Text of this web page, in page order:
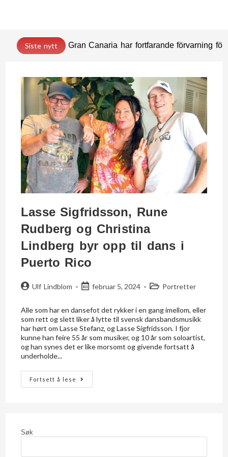
Siste nytt Gran Canaria har fortfarande förvarning för
Lasse Sigfridsson, Rune
Rudberg og Christina
Lindberg byr opp til dans i
Puerto Rico
Ulf Lindblom februar 5, 2024 Portretter
Alle som har en dansefot det rykker i en gang imellom, eller
som rett og slett liker å lytte til svensk dansbandsmusikk
har hørt om Lasse Stefanz, og Lasse Sigfridsson. I fjor
kunne han feire 55 år som musiker, og 10 år som soloartist,
og han synes det er like morsomt og givende fortsatt å
underholde...
Fortsett å lese
Søk